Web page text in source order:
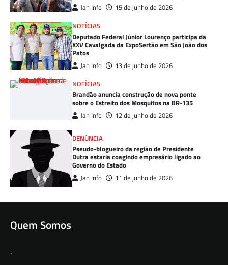
Jan Info
15 de junho de 2026
NOTÍCIAS
Deputado Federal Júnior Lourenço participa da
XXV Cavalgada da ExpoSertão em São João dos
Patos
Jan Info
13 de junho de 2026
NOTÍCIAS
Brandão anuncia construção de nova ponte
sobre o Estreito dos Mosquitos na BR-135
Jan Info 12 de junho de 2026
DENÚNCIA
Pseudo-blogueiro da região de Presidente
Dutra estaria coagindo empresário ligado ao
Governo do Estado
Jan Info 11 de junho de 2026
Quem Somos
.